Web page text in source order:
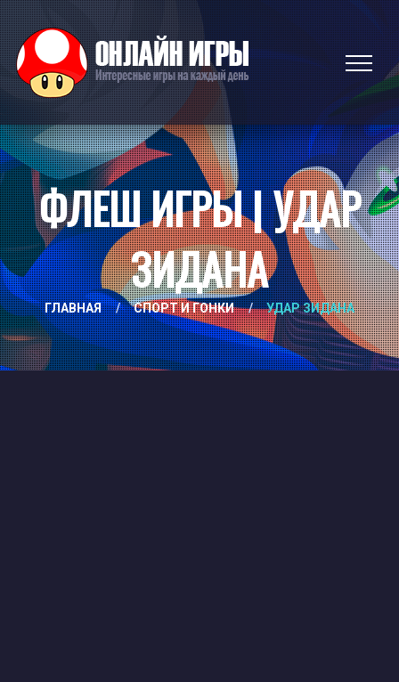
ФЛЕШ ИГРЫ | УДАР
ЗИДАНА
ГЛАВНАЯ / СПОРТ И ГОНКИ / УДАР ЗИДАНА